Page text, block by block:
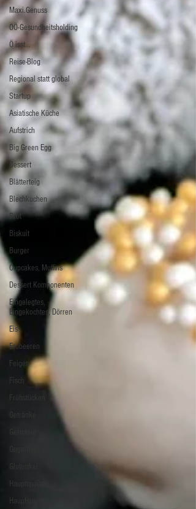
Maxi.Genuss
OÖ-Gesundheitsholding
Ö isst...
Reise-Blog
Regional statt global
Startup
Asiatische Küche
Aufstrich
Big Green Egg
Dessert
Blätterteig
Blechkuchen
Brot
Biskuit
Burger
Cupcakes, Muffins
Dessert Komponenten
Eingelegtes,
Eingekochtes, Dörren
Eis
Erdbeeren
Feigen
Fisch
Frühstücken
Glutenfrei
Hauptspeisen
Hauptspeise - süß